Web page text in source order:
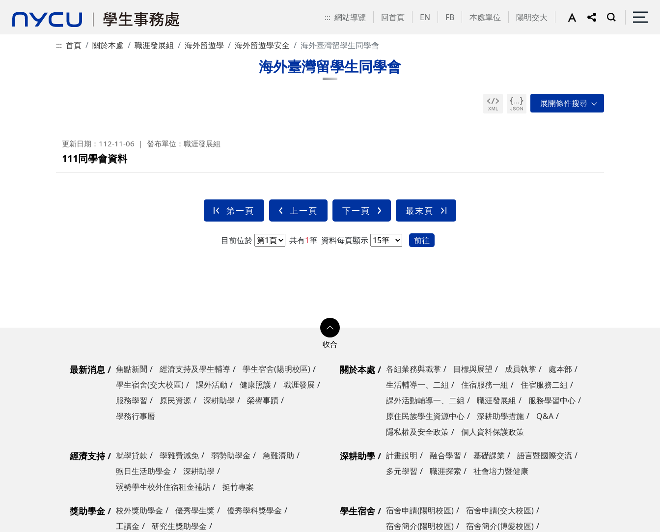
::: 網站導覽 回首頁 EN FB 本處單位 陽明交大
::: 首頁 關於本處 職涯發展組 海外留遊學 海外留遊學安全 海外臺灣留學生同學會
海外臺灣留學生同學會
更新日期：112-11-06 發布單位：職涯發展組
111同學會資料
第一頁 上一頁 下一頁 最末頁
目前位於 共有1筆 資料每頁顯示 前往
最新消息 焦點新聞 經濟支持及學生輔導
學生宿舍(陽明校區)
學生宿舍(交大校區)
課外活動 健康照護
職涯發展
服務學習
原民資源 深耕助學
榮譽事蹟
學務行事曆
關於本處 各組業務與職掌 目標與展望 成員執掌
處本部
生活輔導一、二組
住宿服務一組
住宿服務二組
課外活動輔導一、二組
職涯發展組
服務學習中心
原住民族學生資源中心
深耕助學措施
Q&A
隱私權及安全政策
個人資料保護政策
經濟支持 就學貸款 學雜費減免 弱勢助學金
急難濟助
煦日生活助學金
深耕助學
弱勢學生校外住宿租金補貼
挺竹專案
深耕助學 計畫說明 融合學習 基礎課業
語言暨國際交流
多元學習
職涯探索 社會培力暨健康
獎助學金 校外獎助學金 優秀學生獎
優秀學科獎學金
工讀金
研究生獎助學金
學生宿舍 宿舍申請(陽明校區)
宿舍申請(交大校區)
宿舍簡介(陽明校區)
宿舍簡介(博愛校區)